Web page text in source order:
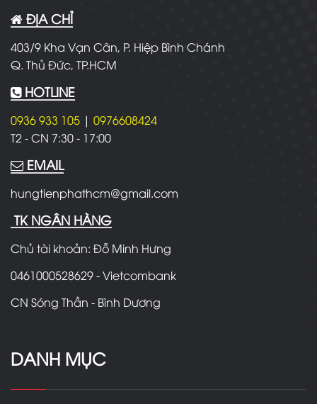
ĐỊA CHỈ
403/9 Kha Vạn Cân, P. Hiệp Bình Chánh
Q. Thủ Đức, TP.HCM
HOTLINE
0936 933 105 | 0976608424
T2 - CN 7:30 - 17:00
EMAIL
hungtienphathcm@gmail.com
TK NGÂN HÀNG
Chủ tài khoản: Đỗ Minh Hưng
0461000528629 - Vietcombank
CN Sóng Thần - Bình Dương
DANH MỤC